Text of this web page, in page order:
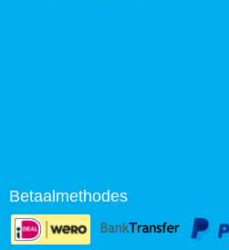
Betaalmethodes